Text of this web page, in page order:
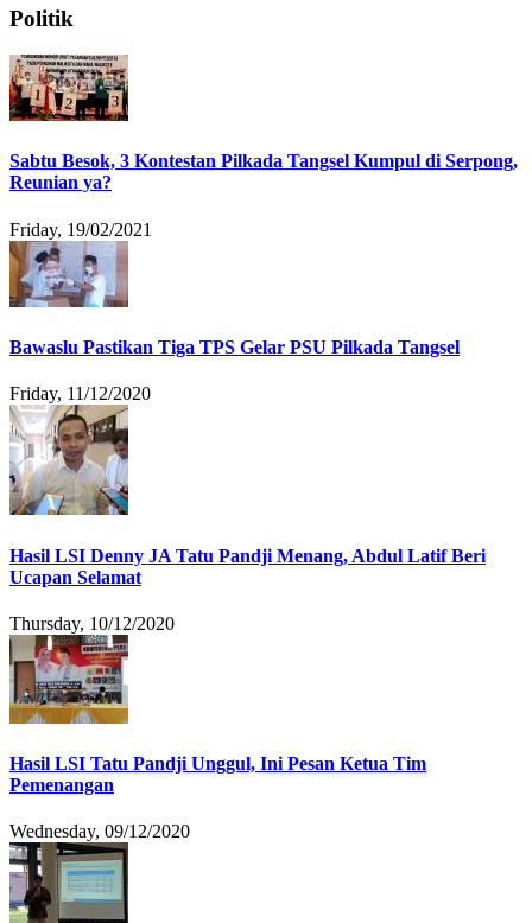
Politik
Sabtu Besok, 3 Kontestan Pilkada Tangsel Kumpul di Serpong,
Reunian ya?
Friday, 19/02/2021
Bawaslu Pastikan Tiga TPS Gelar PSU Pilkada Tangsel
Friday, 11/12/2020
Hasil LSI Denny JA Tatu Pandji Menang, Abdul Latif Beri
Ucapan Selamat
Thursday, 10/12/2020
Hasil LSI Tatu Pandji Unggul, Ini Pesan Ketua Tim
Pemenangan
Wednesday, 09/12/2020